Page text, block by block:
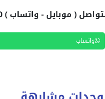
( موبايل - واتساب ) 01040305220
واتساب